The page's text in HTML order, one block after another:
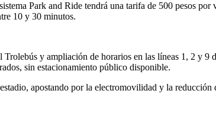
Park and Ride tendrá una tarifa de 500 pesos por
10 y 30 minutos.
y ampliación de horarios en las líneas 1, 2 y
sin estacionamiento público disponible.
apostando por la electromovilidad y la reducción